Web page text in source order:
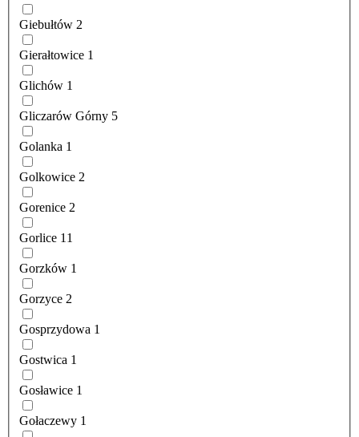
Giebułtów 2
Gierałtowice 1
Glichów 1
Gliczarów Górny 5
Golanka 1
Golkowice 2
Gorenice 2
Gorlice 11
Gorzków 1
Gorzyce 2
Gosprzydowa 1
Gostwica 1
Gosławice 1
Gołaczewy 1